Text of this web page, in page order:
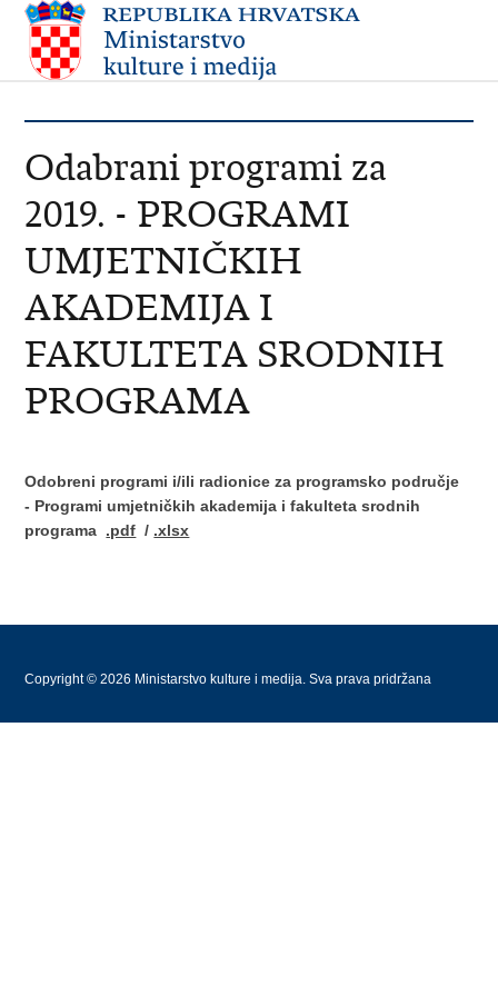
Odabrani programi za
2019. - PROGRAMI
UMJETNIČKIH
AKADEMIJA I
FAKULTETA SRODNIH
PROGRAMA
Odobreni programi i/ili radionice za programsko područje
- Programi umjetničkih akademija i fakulteta srodnih
programa .pdf / .xlsx
Copyright © 2026 Ministarstvo kulture i medija. Sva prava pridržana